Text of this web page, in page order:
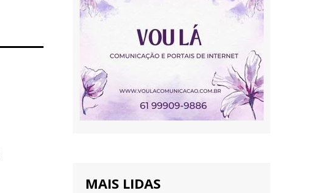
MAIS LIDAS